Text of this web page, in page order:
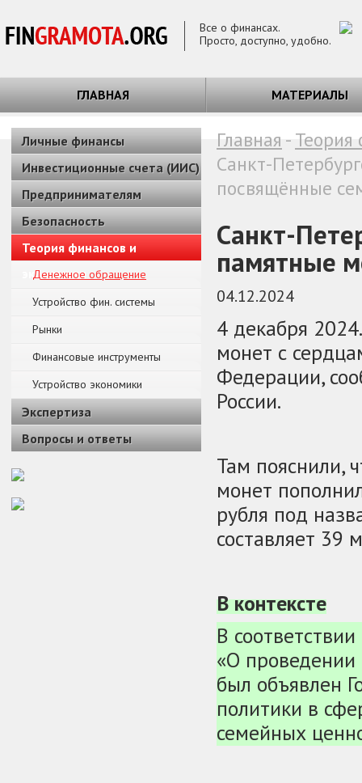
Все о финансах.
Просто, доступно, удобно.
ГЛАВНАЯ МАТЕРИАЛЫ
Личные финансы
Инвестиционные счета (ИИС)
Предпринимателям
Безопасность
Теория финансов и
экономики
Денежное обращение
Устройство фин. системы
Рынки
Финансовые инструменты
Устройство экономики
Экспертиза
Вопросы и ответы
Главная -Теория
Санкт-
посвящённые
Санкт-
памятные
04.12.2024
4 декабря
монет с
Федерации,
России.
Там пояснили,
монет
рубля под
составляет 39
В контексте
В
«О проведении
был объявлен
политики в
семейных